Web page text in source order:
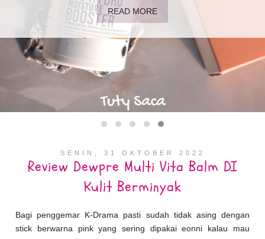
READ MORE
SENIN, 31 OKTOBER 2022
Review Dewpre Multi Vita Balm DI
Kulit Berminyak
Bagi penggemar K-Drama pasti sudah tidak asing dengan
stick berwarna pink yang sering dipakai eonni kalau mau